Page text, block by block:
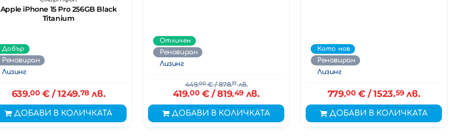
Apple iPhone 15 Pro 256GB Black
Titanium
Добър
Реновиран
Лизинг
639.00€ / 1249.78 лв.
ДОБАВИ В КОЛИЧКАТА
Отличен
Реновиран
Лизинг
449.00€/ 878.17лв.
419.00€ / 819.49лв.
ДОБАВИ В КОЛИЧКАТА
Като нов
Реновиран
Лизинг
779.00€ / 1523.59лв.
ДОБАВИ В КОЛИЧКАТА